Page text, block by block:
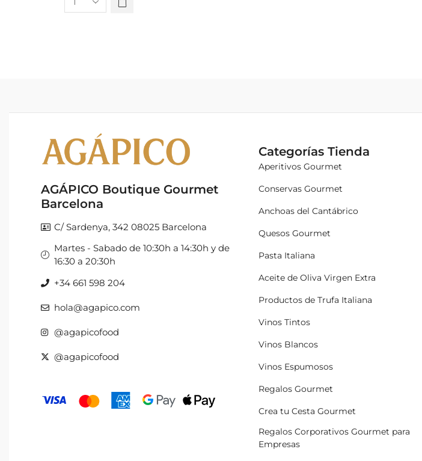
AGÁPICO Boutique Gourmet
Barcelona
C/ Sardenya, 342 08025 Barcelona
Martes - Sabado de 10:30h a 14:30h y de
16:30 a 20:30h
+34 661 598 204
hola@agapico.com
@agapicofood
@agapicofood
Categorías Tienda
Aperitivos Gourmet
Conservas Gourmet
Anchoas del Cantábrico
Quesos Gourmet
Pasta Italiana
Aceite de Oliva Virgen Extra
Productos de Trufa Italiana
Vinos Tintos
Vinos Blancos
Vinos Espumosos
Regalos Gourmet
Crea tu Cesta Gourmet
Regalos Corporativos Gourmet para
Empresas